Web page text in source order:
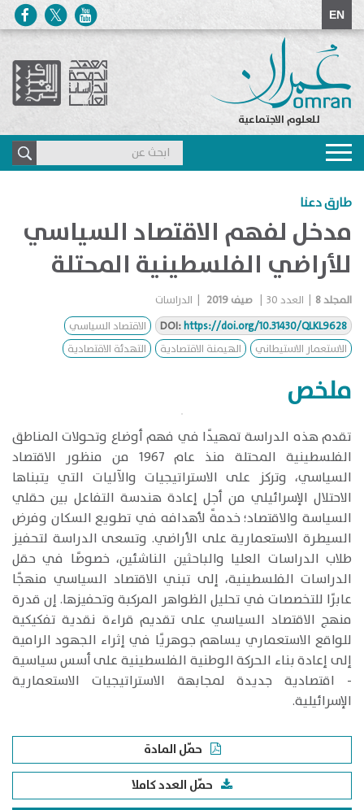
EN
للعلوم الاجتماعية
Toggle
navigation
طارق دعنا
مدخل لفهم الاقتصاد السياسي
للأراضي الفلسطينية المحتلة
المجلد8 العدد30 صيف 2019
الدراسات
DOI:https://doi.org/10.31430/QLKL9628
الاقتصاد السياسي
الاستعمار الاستيطاني
الهيمنة الاقتصادية التهدئة الاقتصادية
ملخص
تقدم هذه الدراسة تمهيدًا في فهم أوضاع وتحولات المناطق
الفلسطينية المحتلة منذ عام 1967 من منظور الاقتصاد
السياسي، وتركز على الاستراتيجيات والآليات التي يتبناها
الاحتلال الإسرائيلي من أجل إعادة هندسة التفاعل بين حقلي
السياسة والاقتصاد؛ خدمةً لأهدافه في تطويع السكان وفرض
السيطرة الاستعمارية على الأراضي. وتسعى الدراسة لتحفيز
طلاب الدراسات العليا والباحثين الناشئين، خصوصًا في حقل
الدراسات الفلسطينية، إلى تبني الاقتصاد السياسي منهجًا
عابرًا للتخصصات في تحليل الظواهر المركبة وتحفيزها. إن قدرة
منهج الاقتصاد السياسي على تقديم قراءة نقدية تفكيكية
للواقع الاستعماري يساهم جوهريًا في إثراء الجهود الرامية
إلى إعادة بناء الحركة الوطنية الفلسطينية على أسس سياسية
- اقتصادية جديدة لمجابهة الاستراتيجيات الاستعمارية
الإسرائيلية.
حمّل المادة
حمّل العدد كاملا